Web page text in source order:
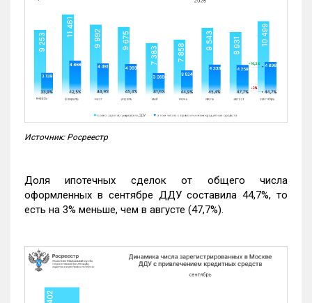
Источник: Росреестр
Доля ипотечных сделок от общего числа
оформленных в сентябре ДДУ составила 44,7%, то
есть на 3% меньше, чем в августе (47,7%).